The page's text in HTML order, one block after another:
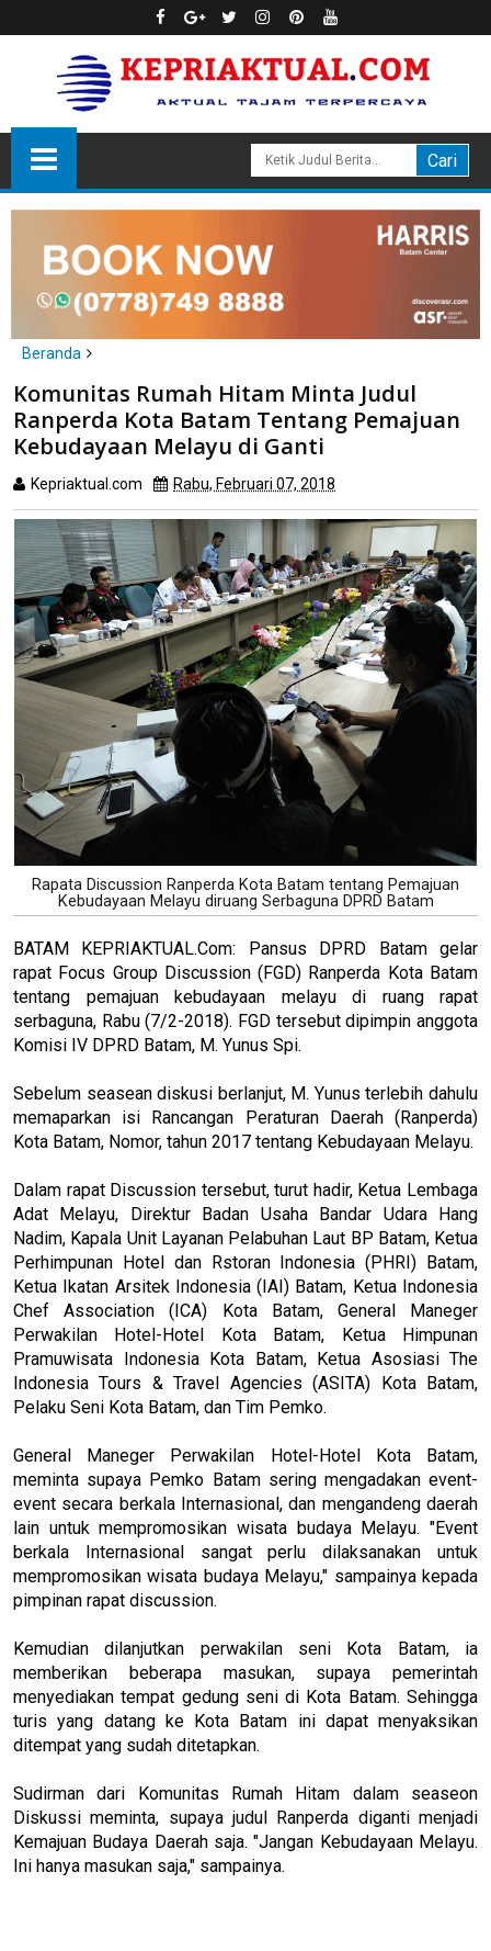
Beranda
Komunitas Rumah Hitam Minta Judul Ranperda Kota Batam
Tentang Pemajuan Kebudayaan Melayu di Ganti
Komunitas Rumah Hitam Minta Judul
Ranperda Kota Batam Tentang Pemajuan
Kebudayaan Melayu di Ganti
Kepriaktual.com Rabu, Februari 07, 2018
Rapata Discussion Ranperda Kota Batam tentang Pemajuan
Kebudayaan Melayu diruang Serbaguna DPRD Batam
BATAM KEPRIAKTUAL.Com: Pansus DPRD Batam gelar
rapat Focus Group Discussion (FGD) Ranperda Kota Batam
tentang pemajuan kebudayaan melayu di ruang rapat
serbaguna, Rabu (7/2-2018). FGD tersebut dipimpin anggota
Komisi IV DPRD Batam, M. Yunus Spi.
Sebelum seasean diskusi berlanjut, M. Yunus terlebih dahulu
memaparkan isi Rancangan Peraturan Daerah (Ranperda)
Kota Batam, Nomor, tahun 2017 tentang Kebudayaan Melayu.
Dalam rapat Discussion tersebut, turut hadir, Ketua Lembaga
Adat Melayu, Direktur Badan Usaha Bandar Udara Hang
Nadim, Kapala Unit Layanan Pelabuhan Laut BP Batam, Ketua
Perhimpunan Hotel dan Rstoran Indonesia (PHRI) Batam,
Ketua Ikatan Arsitek Indonesia (IAI) Batam, Ketua Indonesia
Chef Association (ICA) Kota Batam, General Maneger
Perwakilan Hotel-Hotel Kota Batam, Ketua Himpunan
Pramuwisata Indonesia Kota Batam, Ketua Asosiasi The
Indonesia Tours & Travel Agencies (ASITA) Kota Batam,
Pelaku Seni Kota Batam, dan Tim Pemko.
General Maneger Perwakilan Hotel-Hotel Kota Batam,
meminta supaya Pemko Batam sering mengadakan event-
event secara berkala Internasional, dan mengandeng daerah
lain untuk mempromosikan wisata budaya Melayu. "Event
berkala Internasional sangat perlu dilaksanakan untuk
mempromosikan wisata budaya Melayu," sampainya kepada
pimpinan rapat discussion.
Kemudian dilanjutkan perwakilan seni Kota Batam, ia
memberikan beberapa masukan, supaya pemerintah
menyediakan tempat gedung seni di Kota Batam. Sehingga
turis yang datang ke Kota Batam ini dapat menyaksikan
ditempat yang sudah ditetapkan.
Sudirman dari Komunitas Rumah Hitam dalam seaseon
Diskussi meminta, supaya judul Ranperda diganti menjadi
Kemajuan Budaya Daerah saja. "Jangan Kebudayaan Melayu.
Ini hanya masukan saja," sampainya.